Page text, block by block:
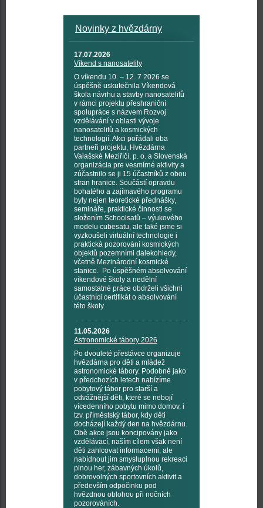
Novinky z hvězdárny
17.07.2026
Víkend s nanosatelity
O víkendu 10. – 12. 7 2026 se
úspěšně uskutečnila Víkendová
škola návrhu a stavby nanosatelitů
v rámci projektu přeshraniční
spolupráce s názvem Rozvoj
vzdělávání v oblasti vývoje
nanosatelitů a kosmických
technologií. Akci pořádali oba
partneři projektu, Hvězdárna
Valašské Meziříčí, p. o. a Slovenská
organizácia pre vesmírné aktivity a
zúčastnilo se ji 15 účastníků z obou
stran hranice. Součástí opravdu
bohatého a zajímavého programu
byly nejen teoretické přednášky,
semináře, praktické činnosti se
složením Schoolsatů – výukového
modelu cubesatu, ale také jsme si
vyzkoušeli virtuální technologie i
praktická pozorování kosmických
objektů pozemními dalekohledy,
včetně Mezinárodní kosmické
stanice. Po úspěšném absolvování
víkendové školy a nedělní
samostatné práce obdrželi všichni
účastníci certifikát o absolvování
této školy.
11.05.2026
Astronomické tábory 2026
Po dvouleté přestávce organizuje
hvězdárna pro děti a mládež
astronomické tábory. Podobně jako
v předchozích letech nabízíme
pobytový tábor pro starší a
odvážnější děti, které se nebojí
vícedenního pobytu mimo domov, i
tzv. příměstský tábor, kdy děti
docházejí každý den na hvězdárnu.
Obě akce jsou koncipovány jako
vzdělávací, naším cílem však není
děti zahlcovat informacemi, ale
nabídnout jim smysluplnou rekreaci
plnou her, zábavných úkolů,
dobrovolných sportovních aktivit a
především odpočinku pod
hvězdnou oblohou při nočních
pozorováních.